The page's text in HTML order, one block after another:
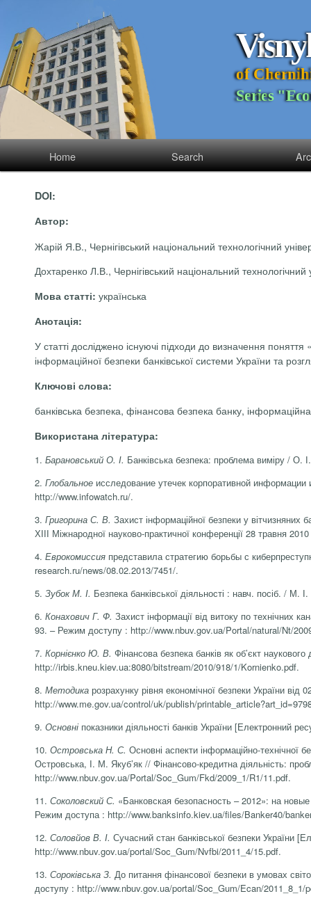
Visny
of Chernih
Series "Eco
Home Search
DOI:
Автор:
Жарій Я.В., Чернігівський національний технологічний
Дохтаренко Л.В., Чернігівський національний технологічний
Мова статті: українська
Анотація:
У статті досліджено існуючі підходи до визначення
інформаційної безпеки банківської системи України та
Ключові слова:
банківська безпека, фінансова безпека банку,
Використана література:
1. Барановський О. І. Банківська безпека: проблема виміру /
2. Глобальное исследование утечек корпоративной
http://www.infowatch.ru/.
3. Григорина С. В. Захист інформаційної безпеки у
ХІІІ Міжнародної науково-практичної конференції 28
4. Еврокомиссия представила стратегию борьбы с
research.ru/news/08.02.2013/7451/.
5. Зубок М. І. Безпека банківської діяльності : навч. посіб. /
6. Конахович Г. Ф. Захист інформації від витоку по
93. – Режим доступу : http://www.nbuv.gov.ua/Portal/natural/Nt/
7. Корнієнко Ю. В. Фінансова безпека банків як об’єкт
http://irbis.kneu.kiev.ua:8080/bitstream/2010/918/1/Kornienko.pdf.
8. Методика розрахунку рівня економічної безпеки України
http://www.me.gov.ua/control/uk/publish/
9. Основні показники діяльності банків України
10. Островська Н. С. Основні аспекти інформаційно-технічної
Островська, І. М. Якуб’як // Фінансово-кредитна діяльність:
http://www.nbuv.gov.ua/Portal/Soc_Gum/Fkd/2009_1/R1/11.pdf.
11. Соколовский С. «Банковская безопасность – 2012»: на
Режим доступа : http://www.banksinfo.kiev.ua/files/Banker40/
12. Соловйов В. І. Сучасний стан банківської безпеки України
http://www.nbuv.gov.ua/portal/Soc_Gum/Nvfbi/2011_4/15.pdf.
13. Сороківська З. До питання фінансової безпеки в умовах
доступу : http://www.nbuv.gov.ua/portal/Soc_Gum/Ecan/